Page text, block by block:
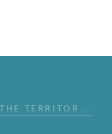
TERRITOR...